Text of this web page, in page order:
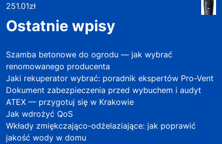
251.01zł
Ostatnie wpisy
Szamba betonowe do ogrodu — jak wybrać
renomowanego producenta
Jaki rekuperator wybrać: poradnik ekspertów Pro-Vent
Dokument zabezpieczenia przed wybuchem i audyt
ATEX — przygotuj się w Krakowie
Jak wdrożyć QoS
Wkłady zmiękczająco-odżelaziające: jak poprawić
jakość wody w domu